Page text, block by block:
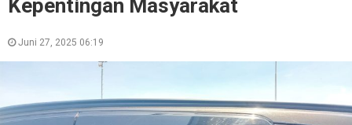
Kepentingan Masyarakat
Juni 27, 2025 06:19